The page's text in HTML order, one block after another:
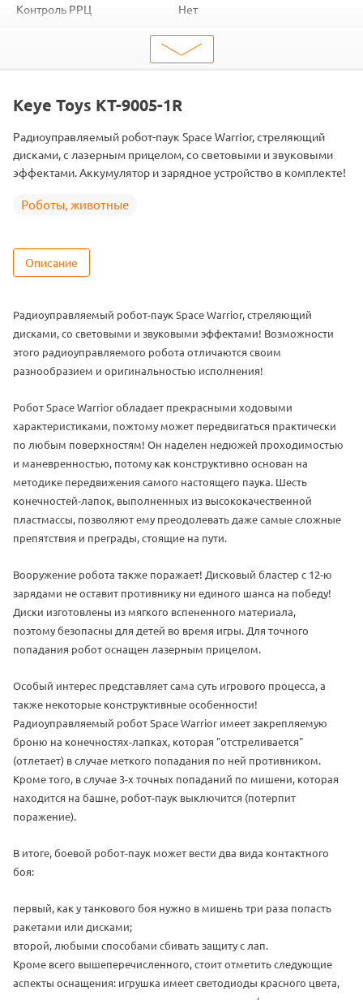
Контроль РРЦ
Нет
8
14
ШтрихКод
2000000008189
Аккумулятор
Ni-Mh
Keye Toys KT-9005-1R
Радиоуправляемый робот-паук Space Warrior, стреляющий
дисками, с лазерным прицелом, со световыми и звуковыми
эффектами. Аккумулятор и зарядное устройство в комплекте!
Роботы, животные
Описание
Радиоуправляемый робот-паук Space Warrior, стреляющий
дисками, со световыми и звуковыми эффектами! Возможности
этого радиоуправляемого робота отличаются своим
разнообразием и оригинальностью исполнения!
Робот Space Warriorобладает прекрасными ходовыми
характеристиками, пожтому может передвигаться практически
по любым поверхностям! Он наделен недюжей проходимостью
и маневренностью, потому как конструктивно основан на
методике передвижения самого настоящего паука. Шесть
конечностей-лапок, выполненных из высококачественной
пластмассы, позволяют ему преодолевать даже самые сложные
препятствия и преграды, стоящие на пути.
Вооружение робота также поражает! Дисковый бластер с 12-ю
зарядами не оставит противнику ни единого шанса на победу!
Диски изготовлены из мягкого вспененного материала,
поэтому безопасны для детей во время игры. Для точного
попадания робот оснащен лазерным прицелом.
Особый интерес представляет сама суть игрового процесса, а
также некоторые конструктивные особенности!
Радиоуправляемый робот Space Warrior имеет закрепляемую
броню на конечностях-лапках, которая "отстреливается"
(отлетает) в случае меткого попадания по ней противником.
Кроме того, в случае 3-х точных попаданий по мишени, которая
находится на башне, робот-паук выключится (потерпит
поражение).
В итоге, боевой робот-паук может вести два вида контактного
боя:
первый, как у танкового боя нужно в мишень три раза попасть
ракетами или дисками;
второй, любыми способами сбивать защиту с лап.
Кроме всего вышеперечисленного, стоит отметить следующие
аспекты оснащения: игрушка имеет светодиоды красного цвета,